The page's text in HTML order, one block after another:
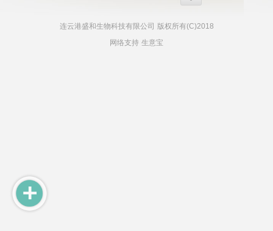
连云港盛和生物科技有限公司 版权所有(C)2018
网络支持 生意宝